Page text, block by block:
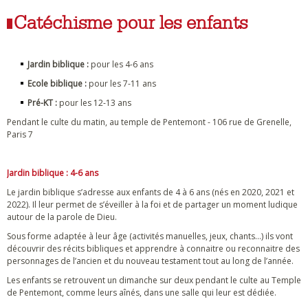
Catéchisme pour les enfants
Jardin biblique : pour les 4-6 ans
Ecole biblique : pour les 7-11 ans
Pré-KT : pour les 12-13 ans
Pendant le culte du matin, au temple de Pentemont - 106 rue de Grenelle,
Paris 7
Jardin biblique : 4-6 ans
Le jardin biblique s’adresse aux enfants de 4 à 6 ans (nés en 2020, 2021 et
2022). Il leur permet de s’éveiller à la foi et de partager un moment ludique
autour de la parole de Dieu.
Sous forme adaptée à leur âge (activités manuelles, jeux, chants…) ils vont
découvrir des récits bibliques et apprendre à connaitre ou reconnaitre des
personnages de l’ancien et du nouveau testament tout au long de l’année.
Les enfants se retrouvent un dimanche sur deux pendant le culte au Temple
de Pentemont, comme leurs aînés, dans une salle qui leur est dédiée.